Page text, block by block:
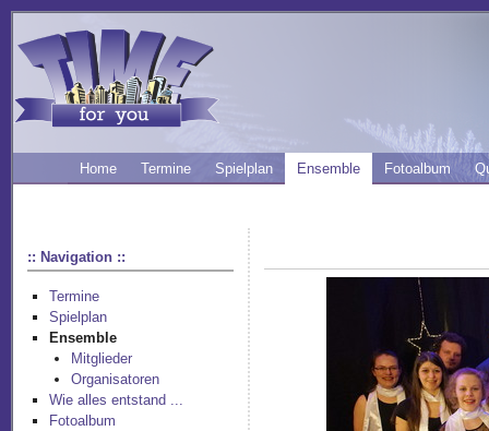
Home Termine Spielplan Ensemble Fotoalbum
:: Navigation ::
Termine
Spielplan
Ensemble
Mitglieder
Organisatoren
Wie alles entstand ...
Fotoalbum